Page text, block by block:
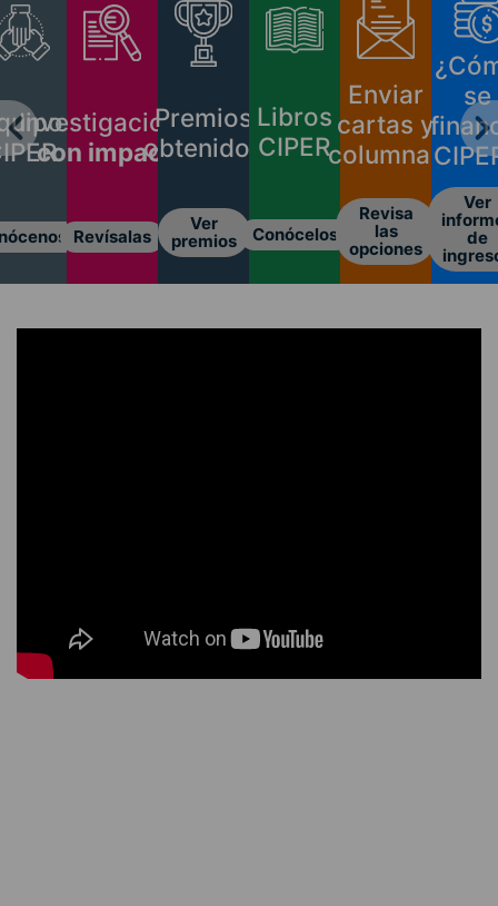
Investigaciones
con impacto
Revísalas
Premios
obtenidos
Ver
premios
Libros
CIPER
Conócelos
Enviar
cartas y
columnas
Revisa
las
opciones
se
Ver
de